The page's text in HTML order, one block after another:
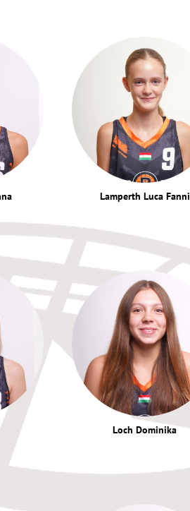
Lamperth Luca Fanni
Loch Dominika